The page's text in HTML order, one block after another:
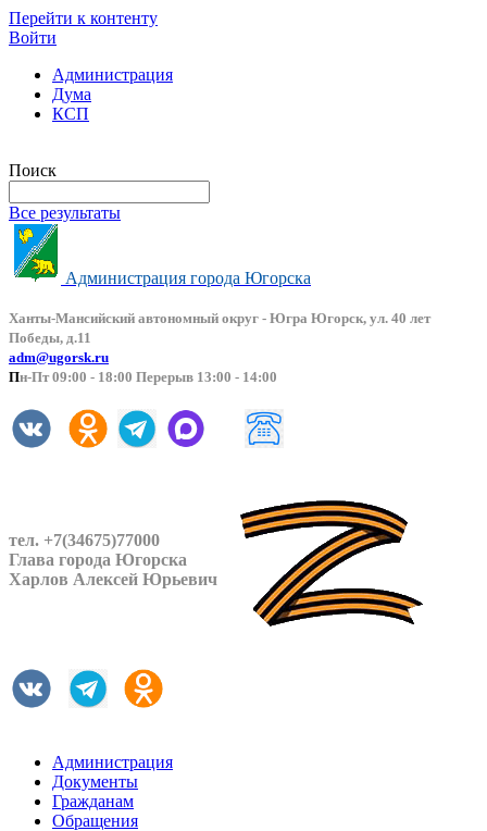
Перейти к контенту
Войти
Администрация
Дума
КСП
Поиск
Все результаты
Администрация города Югорска
Ханты-Мансийский автономный округ - Югра Югорск, ул. 40 лет
Победы, д.11
adm@ugorsk.ru
Пн-Пт 09:00 - 18:00 Перерыв 13:00 - 14:00
тел. +7(34675)77000
Глава города Югорска
Харлов Алексей Юрьевич
Администрация
Документы
Гражданам
Обращения